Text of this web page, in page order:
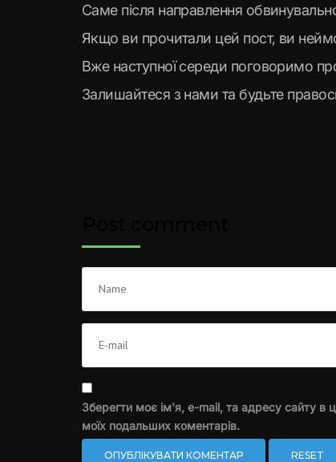
Саме після направлення
Якщо ви прочитали цей пост, ви
Вже наступної середи поговоримо
Залишайтеся з нами та будьте
Зберегти моє ім'я, e-mail, та адресу сайту в
моїх подальших коментарів.
RESET